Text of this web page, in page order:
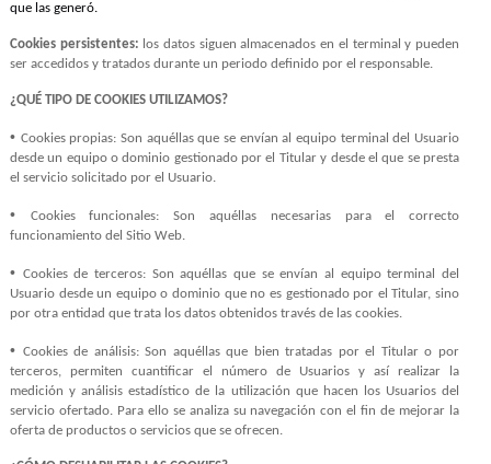
que las generó.
Cookies persistentes: los datos siguen almacenados en el terminal y pueden
ser accedidos y tratados durante un periodo definido por el responsable.
¿QUÉ TIPO DE COOKIES UTILIZAMOS?
• Cookies propias: Son aquéllas que se envían al equipo terminal del Usuario
desde un equipo o dominio gestionado por el Titular y desde el que se presta
el servicio solicitado por el Usuario.
•
Cookies funcionales: Son aquéllas necesarias para el correcto
funcionamiento del Sitio Web.
• Cookies de terceros: Son aquéllas que se envían al equipo terminal del
Usuario desde un equipo o dominio que no es gestionado por el Titular, sino
por otra entidad que trata los datos obtenidos través de las cookies.
• Cookies de análisis: Son aquéllas que bien tratadas por el Titular o por
terceros, permiten cuantificar el número de Usuarios y así realizar la
medición y análisis estadístico de la utilización que hacen los Usuarios del
servicio ofertado. Para ello se analiza su navegación con el fin de mejorar la
oferta de productos o servicios que se ofrecen.